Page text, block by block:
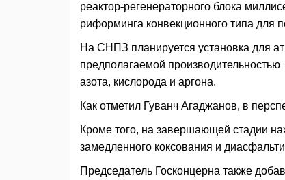
реактор-регенераторного блока
риформинга конвекционного типа для
На СНПЗ планируется установка для
предполагаемой производительностью
азота, кислорода и аргона.
Как отметил Гуванч Агаджанов, в
Кроме того, на завершающей стадии
замедленного коксования и
Председатель Госконцерна также